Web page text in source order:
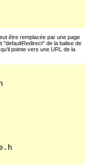
être remplacée par une page
"defaultRedirect" de la balise de
pointe vers une URL de la